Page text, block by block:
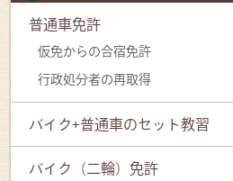
普通車免許
仮免からの合宿免許
行政処分者の再取得
バイク+普通車のセット教習
バイク（二輪）免許